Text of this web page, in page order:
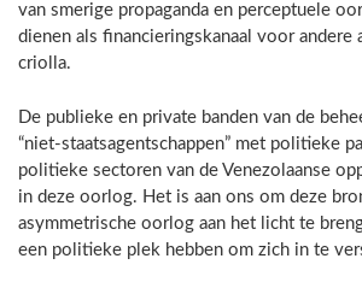
van smerige propaganda en perceptuele
dienen als financieringskanaal voor andere
criolla.
De publieke en private banden van de
“niet-staatsagentschappen” met politieke
politieke sectoren van de Venezolaanse
in deze oorlog. Het is aan ons om deze
asymmetrische oorlog aan het licht te
een politieke plek hebben om zich in te